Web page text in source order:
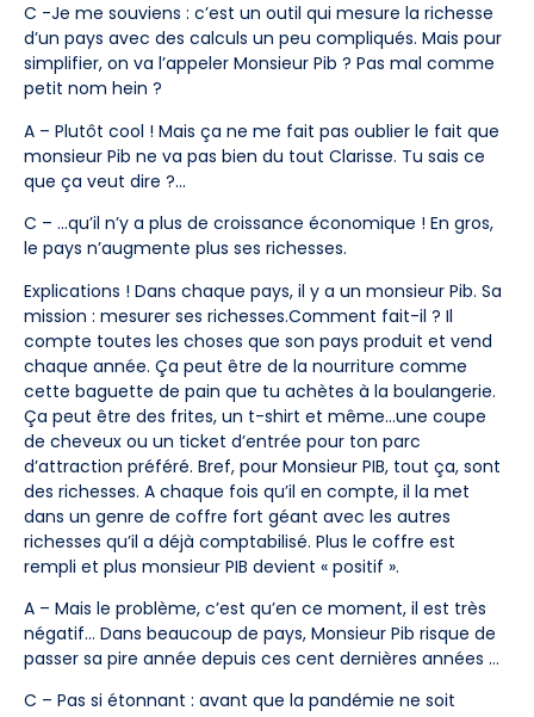
C -Je me souviens : c’est un outil qui mesure la richesse
d’un pays avec des calculs un peu compliqués. Mais pour
simplifier, on va l’appeler Monsieur Pib ? Pas mal comme
petit nom hein ?
A – Plutôt cool ! Mais ça ne me fait pas oublier le fait que
monsieur Pib ne va pas bien du tout Clarisse. Tu sais ce
que ça veut dire ?…
C – …qu’il n’y a plus de croissance économique ! En gros,
le pays n’augmente plus ses richesses.
Explications ! Dans chaque pays, il y a un monsieur Pib. Sa
mission : mesurer ses richesses.Comment fait-il ? Il
compte toutes les choses que son pays produit et vend
chaque année. Ça peut être de la nourriture comme
cette baguette de pain que tu achètes à la boulangerie.
Ça peut être des frites, un t-shirt et même…une coupe
de cheveux ou un ticket d’entrée pour ton parc
d’attraction préféré. Bref, pour Monsieur PIB, tout ça, sont
des richesses. A chaque fois qu’il en compte, il la met
dans un genre de coffre fort géant avec les autres
richesses qu’il a déjà comptabilisé. Plus le coffre est
rempli et plus monsieur PIB devient « positif ».
A – Mais le problème, c’est qu’en ce moment, il est très
négatif… Dans beaucoup de pays, Monsieur Pib risque de
passer sa pire année depuis ces cent dernières années …
C – Pas si étonnant : avant que la pandémie ne soit